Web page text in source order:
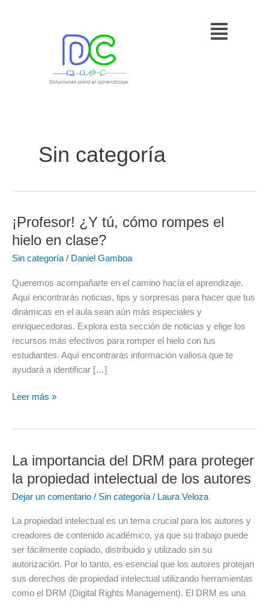
Menú
Sin categoría
¡Profesor! ¿Y tú, cómo rompes el
hielo en clase?
Sin categoría / Daniel Gamboa
Queremos acompañarte en el camino hacía el aprendizaje.
Aquí encontrarás noticias, tips y sorpresas para hacer que tus
dinámicas en el aula sean aún más especiales y
enriquecedoras. Explora esta sección de noticias y elige los
recursos más efectivos para romper el hielo con tus
estudiantes. Aquí encontrarás información valiosa que te
ayudará a identificar […]
¡Profesor!
¿Y
cómo
rompes
el
hielo
Leer más »
La importancia del DRM para proteger
la propiedad intelectual de los autores
Dejar un comentario / Sin categoría / Laura Veloza
La propiedad intelectual es un tema crucial para los autores y
creadores de contenido académico, ya que su trabajo puede
ser fácilmente copiado, distribuido y utilizado sin su
autorización. Por lo tanto, es esencial que los autores protejan
sus derechos de propiedad intelectual utilizando herramientas
como el DRM (Digital Rights Management). El DRM es una
La
importancia
DRM
para
proteger
propiedad
intelectual